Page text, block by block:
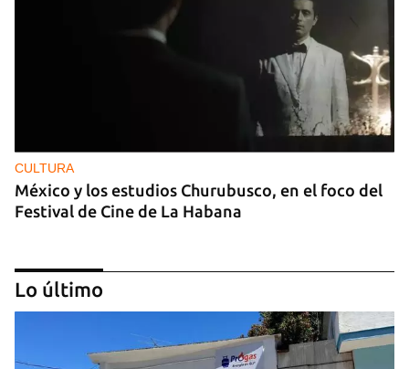
CULTURA
México y los estudios Churubusco, en el foco del
Festival de Cine de La Habana
Lo último